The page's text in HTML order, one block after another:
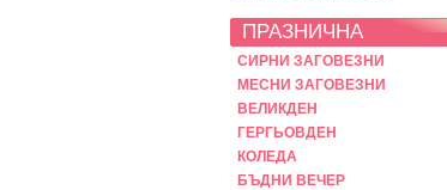
ПРАЗНИЧНА
СИРНИ ЗАГОВЕЗНИ
МЕСНИ ЗАГОВЕЗНИ
ВЕЛИКДЕН
ГЕРГЬОВДЕН
КОЛЕДА
БЪДНИ ВЕЧЕР